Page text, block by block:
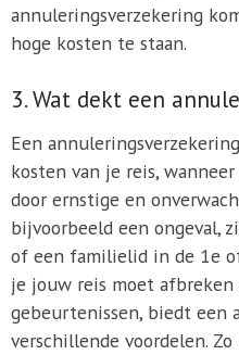
annuleringsverzekering
hoge kosten te staan.
3. Wat dekt een
Een
kosten van je reis,
door ernstige en
bijvoorbeeld een ongeval,
of een familielid in de 1e
je jouw reis moet afbreken
gebeurtenissen, biedt een
verschillende voordelen.